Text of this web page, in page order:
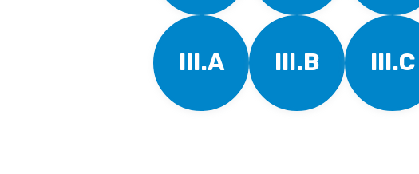
III.A III.B III.C